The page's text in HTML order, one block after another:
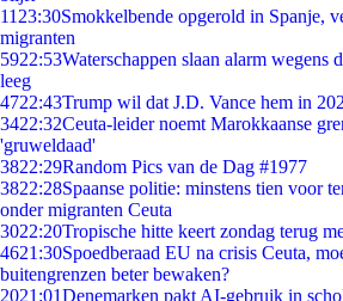
11 23:30Smokkelbende opgerold in Spanje,
migranten
5922:53Waterschappen slaan alarm wegens
leeg
4722:43Trump wil dat J.D. Vance hem in
3422:32Ceuta-leider noemt Marokkaanse
'gruweldaad'
3822:29Random Pics van de Dag #1977
3822:28Spaanse politie: minstens tien voor
onder migranten Ceuta
3022:20Tropische hitte keert zondag terug
4621:30Spoedberaad EU na crisis Ceuta,
buitengrenzen beter bewaken?
2021:01Denemarken pakt AI-gebruik in